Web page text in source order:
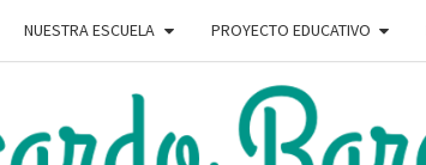
NUESTRA ESCUELA PROYECTO EDUCATIVO